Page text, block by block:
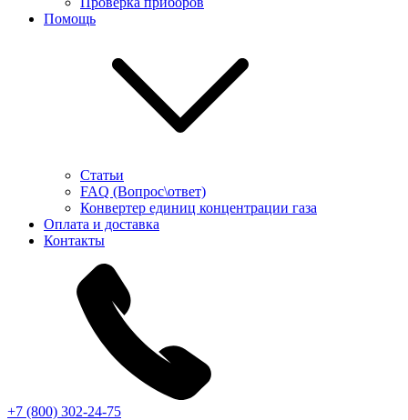
Помощь
Статьи
FAQ (Вопрос\ответ)
Конвертер единиц концентрации газа
Оплата и доставка
Контакты
+7 (800) 302-24-75